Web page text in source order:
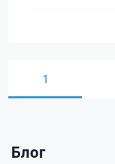
1
Блог